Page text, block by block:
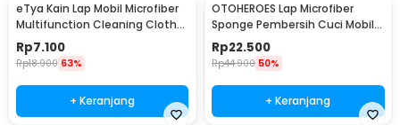
eTya Kain Lap Mobil Microfiber
Multifunction Cleaning Cloth
30x39cm - H-10
Rp7.100
Rp18.900 63%
+ Keranjang
OTOHEROES Lap Microfiber
Sponge Pembersih Cuci Mobil
Motor - TP266
Rp22.500
Rp44.900 50%
+ Keranjang